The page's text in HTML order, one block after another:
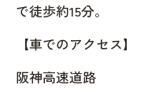
で徒歩約15分。
【車でのアクセス】
阪神高速道路